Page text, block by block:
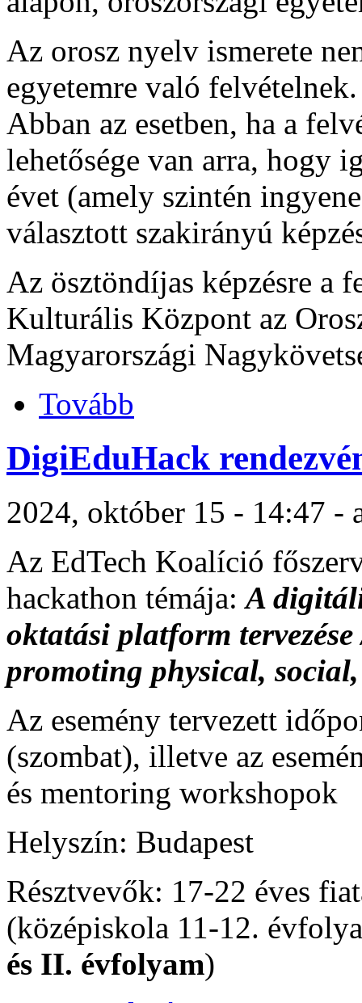
Az orosz nyelv ismerete
egyetemre való felvételnek.
Abban az esetben, ha a
lehetősége van arra, hogy
évet (amely szintén
választott szakirányú
Az ösztöndíjas képzésre a
Kulturális Központ az
Magyarországi
Tovább
DigiEduHack
2024, október 15 - 14:47 -
Az EdTech Koalíció
hackathon témája:A
oktatási platform
promoting physical,
Az esemény tervezett
(szombat), illetve az
és mentoring workshopok
Helyszín: Budapest
Résztvevők: 17-22 éves
(középiskola 11-12.
és II. évfolyam)